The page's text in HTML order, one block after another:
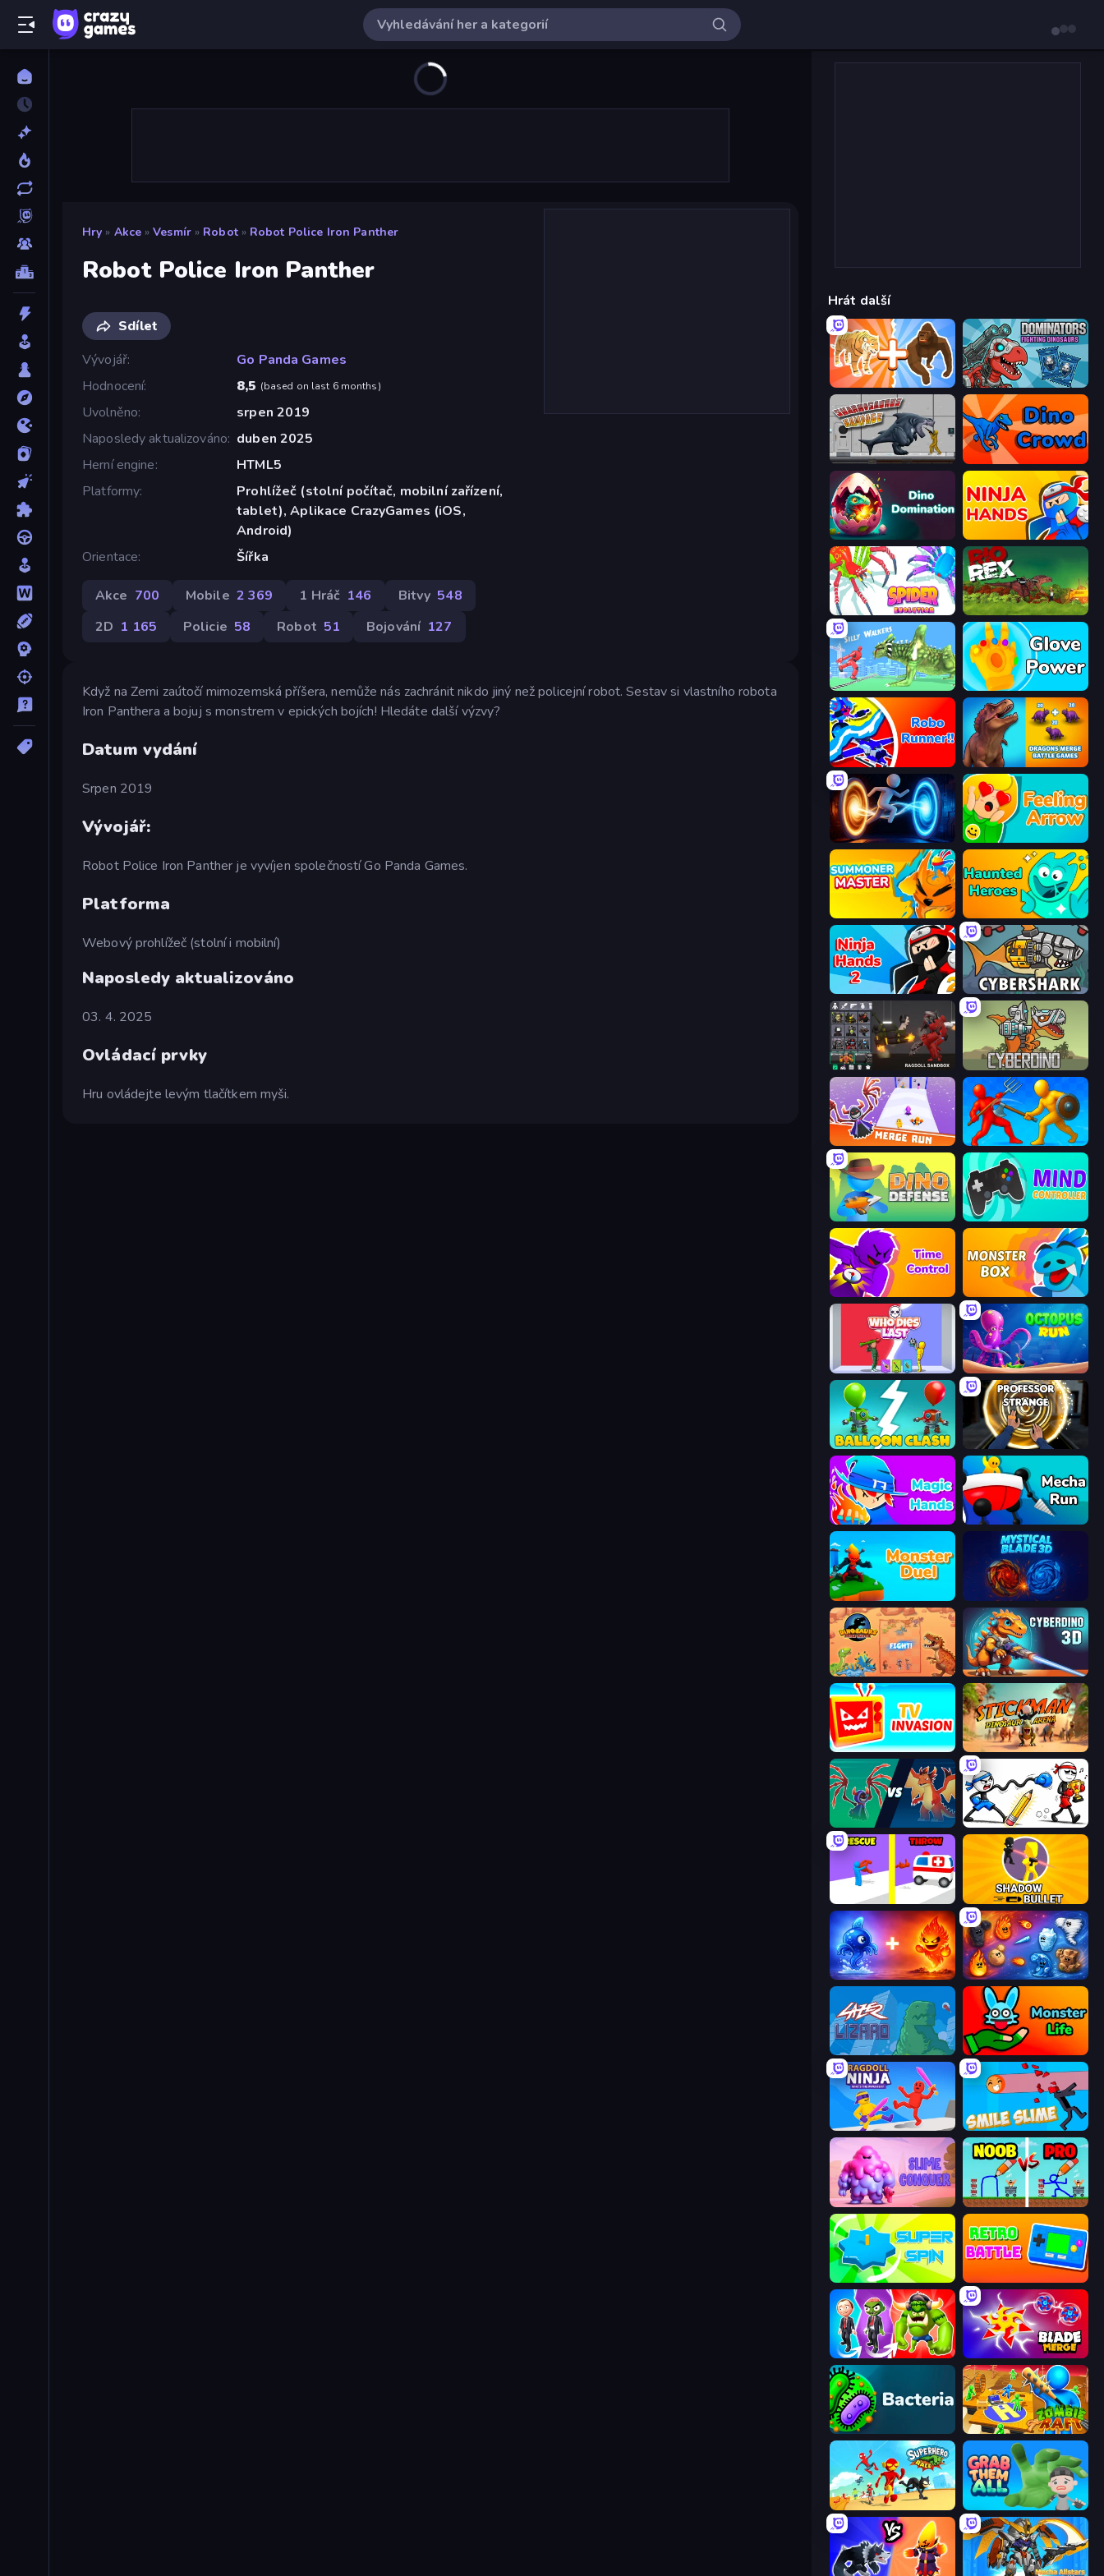
Hry » Akce » Vesmír » Robot » Robot Police Iron Panther
Robot Police Iron Panther
Sdílet
Vývojář
Go Panda Games
Hodnocení
8,5 (based on last 6 months)
Uvolněno
srpen 2019
Naposledy aktualizováno duben 2025
Herní engine
HTML5
Platformy
Prohlížeč (stolní počítač, mobilní zařízení,
tablet), Aplikace CrazyGames (iOS,
Android)
Orientace
Šířka
Akce 700 Mobile 2 369 1 Hráč 146 Bitvy 548
2D 1 165 Policie 58 Robot 51 Bojování 127
Když na Zemi zaútočí mimozemská příšera, nemůže nás zachránit nikdo jiný než policejní robot. Sestav si vlastního robota
Iron Panthera a bojuj s monstrem v epických bojích! Hledáte další výzvy?
Datum vydání
Srpen 2019
Vývojář:
Robot Police Iron Panther je vyvíjen společností Go Panda Games.
Platforma
Webový prohlížeč (stolní i mobilní)
Naposledy aktualizováno
03. 4. 2025
Ovládací prvky
Hru ovládejte levým tlačítkem myši.
Hrát další
Animal DNA Run Dominators: Fighting Dinosaurs
Sharkosaurus Rampage Dino Crowd
Dino Domination Ninja Hands
Spider Evolution: Runner Game Rio Rex
Silly Walkers Glove Power
Robo Runner Dragons Merge: Battle Games
Portal Escape Feeling Arrow
Summoner Master Haunted Heroes
Ninja Hands 2 CyberShark
Last Play: Ragdoll Sandbox
Merge Run Epic Sword Battle! Fight in Arena
Dino Defense Mind Controller
Time Control! Monster Box
Who Dies Last? OctopusRun
Balloon Clash Professor Strange
Magic Hands Mecha Run
Monster Duel Mystical Blade
Dinosaurs Merge Master CyberDino 3D
TV Invasion Stickman: Dinosaur Arena
Monster Battle Doodle Smash
Rescue Throw Shadow Bullet
Elemental Monsters: Merge Elemental Merge
Laser Lizard Monster Life
Ragdoll Ninja: Imposter Hero Smile Slime
Slime Conquer: Epic Battles DOP Noob: Draw to Save
Super Spin
Infection Town of Zombies Blade Merge
Bacteria Zombie Raft
Superhero Race! Grab Them All